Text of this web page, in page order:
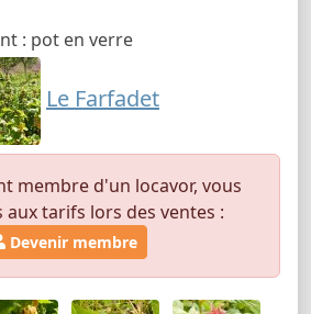
: pot en verre
Le Farfadet
membre d'un locavor, vous
aux tarifs lors des ventes :
Devenir membre